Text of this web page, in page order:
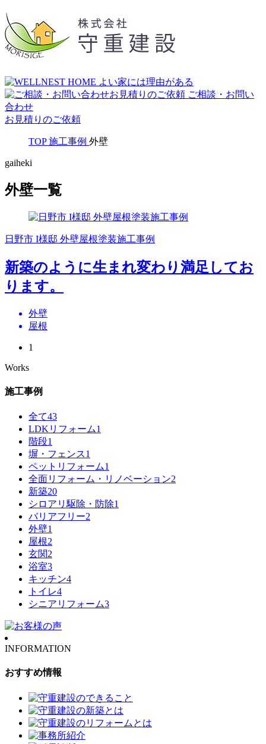
ご相談・お問い
合わせ
お見積りのご依頼
TOP 施工事例 外壁
gaiheki
外壁一覧
日野市 I様邸 外壁屋根塗装施工事例
新築のように生まれ変わり満足してお
ります。
外壁
屋根
1
Works
施工事例
全て43
LDKリフォーム1
階段1
塀・フェンス1
ペットリフォーム1
全面リフォーム・リノベーション2
新築20
シロアリ駆除・防除1
バリアフリー2
外壁1
屋根2
玄関2
浴室3
キッチン4
トイレ4
シニアリフォーム3
INFORMATION
おすすめ情報